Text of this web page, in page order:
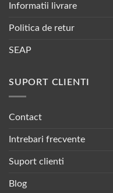
Informatii livrare
Politica de retur
SEAP
SUPORT CLIENTI
Contact
Intrebari frecvente
Suport clienti
Blog